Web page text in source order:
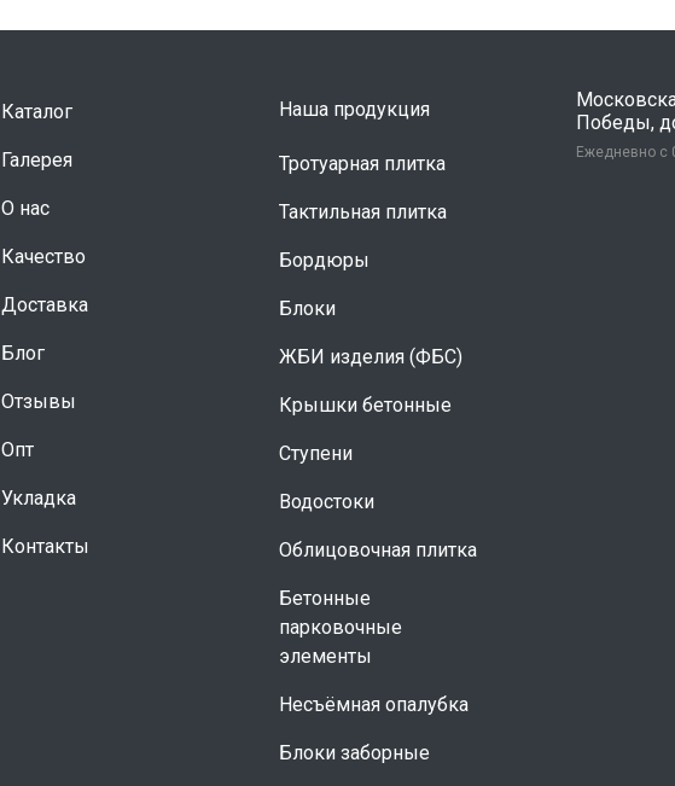
Каталог
Галерея
О нас
Качество
Доставка
Блог
Отзывы
Опт
Укладка
Контакты
Наша продукция
Тротуарная плитка
Тактильная плитка
Бордюры
Блоки
ЖБИ изделия (ФБС)
Крышки бетонные
Ступени
Водостоки
Облицовочная плитка
Бетонные
парковочные
элементы
Несъёмная опалубка
Блоки заборные
Победы,
Ежедневно с